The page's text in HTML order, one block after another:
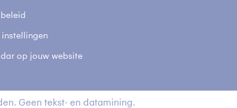
instellingen
op jouw website
Geen tekst- en datamining.